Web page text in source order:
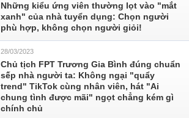
Những kiểu ứng viên thường lọt vào "mắt
xanh" của nhà tuyển dụng: Chọn người
phù hợp, không chọn người giỏi!
28/03/2023
Chủ tịch FPT Trương Gia Bình đúng chuẩn
sếp nhà người ta: Không ngại "quẩy
trend" TikTok cùng nhân viên, hát "Ai
chung tình được mãi" ngọt chẳng kém gì
chính chủ